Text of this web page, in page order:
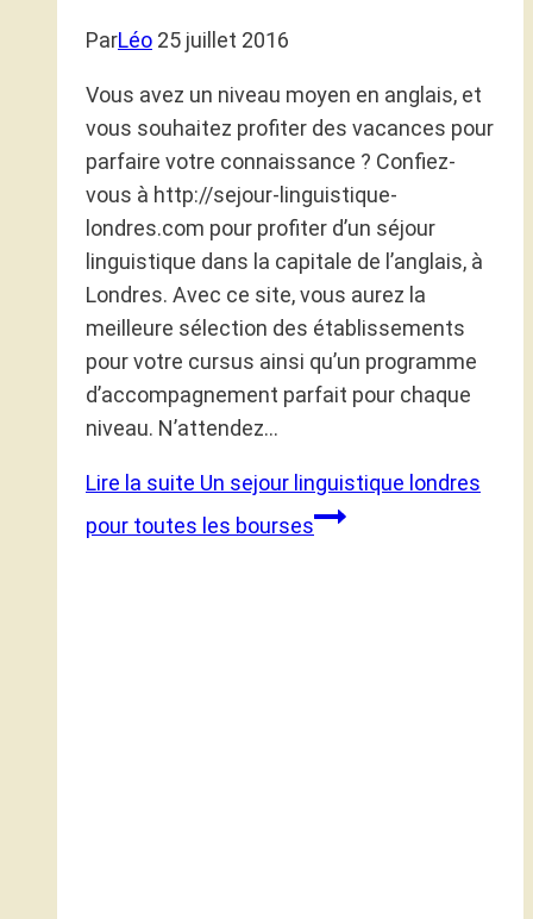
ParLéo 25 juillet 2016
Vous avez un niveau moyen en anglais, et
vous souhaitez profiter des vacances pour
parfaire votre connaissance ? Confiez-
vous à http://sejour-linguistique-
londres.com pour profiter d’un séjour
linguistique dans la capitale de l’anglais, à
Londres. Avec ce site, vous aurez la
meilleure sélection des établissements
pour votre cursus ainsi qu’un programme
d’accompagnement parfait pour chaque
niveau. N’attendez…
Lire la suite Un sejour linguistique londres
pour toutes les bourses